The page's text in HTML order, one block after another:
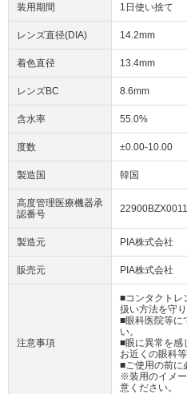
装用期間 1日使い捨て
レンズ直径(DIA) 14.2mm
着色直径 13.4mm
レンズBC 8.6mm
含水率 55.0%
度数 ±0.00-10.00
製造国 韓国
高度管理医療機器承
認番号
製造元 PIA株式会社
販売元 PIA株式会社
注意事項
■コンタクトレ
扱い方法を守
■眼科医院等に
い。
■眼に異常を感
お近くの眼科
■ご使用の前に
※装用のイメ
意ください。